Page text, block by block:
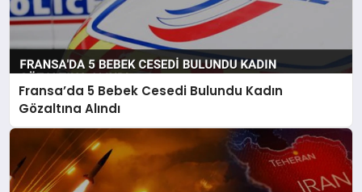
Fransa’da 5 Bebek Cesedi Bulundu Kadın
Gözaltına Alındı